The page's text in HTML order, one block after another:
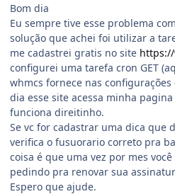
Bom dia
Eu sempre tive esse problema
solução que achei foi utilizar a
me cadastrei gratis no site
configurei uma tarefa cron GET
whmcs fornece nas
dia esse site acessa minha
funciona direitinho.
Se vc for cadastrar uma dica que
verifica o fusuorario correto pra
coisa é que uma vez por mes
pedindo pra renovar sua
Espero que ajude.